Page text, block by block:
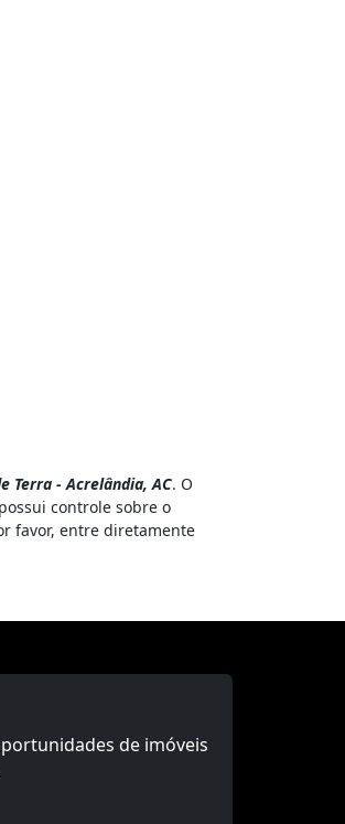
Terra - Acrelândia, AC. O
controle sobre o
favor, entre diretamente
de imóveis